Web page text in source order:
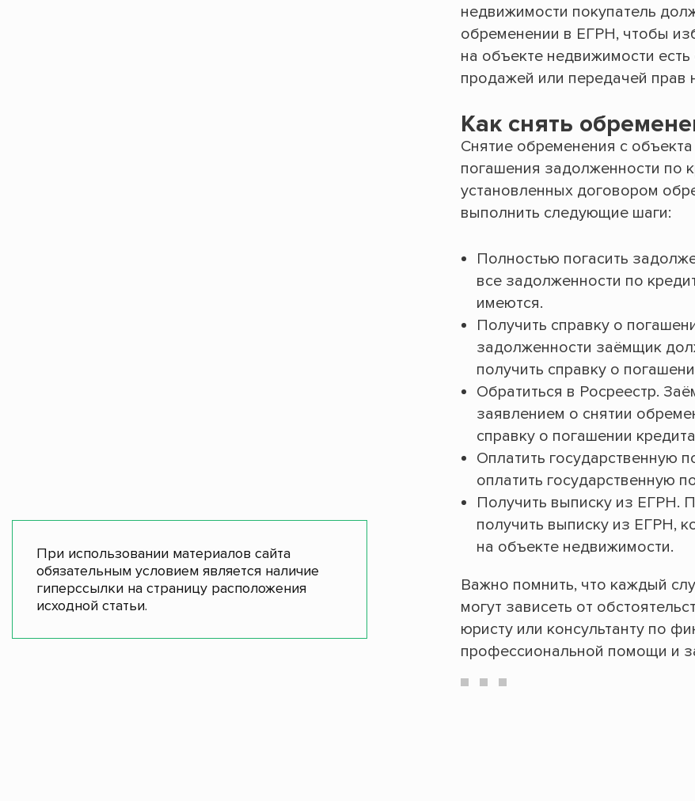
При использовании материалов сайта
обязательным условием является наличие
гиперссылки на страницу расположения
исходной статьи.
недвижимости покупатель
обременении в ЕГРН, чтобы
на объекте недвижимости
продажей или передачей прав
Как снять
Снятие обременения с
погашения задолженности по
установленных договором
выполнить следующие шаги:
Полностью погасить
все задолженности по
имеются.
Получить справку о
задолженности заёмщик
получить справку о
Обратиться в Росреестр.
заявлением о снятии
справку о погашении
Оплатить государственную
оплатить государственную
Получить выписку из ЕГРН.
получить выписку из ЕГРН,
на объекте недвижимости.
Важно помнить, что каждый
могут зависеть от
юристу или консультанту по
профессиональной помощи и